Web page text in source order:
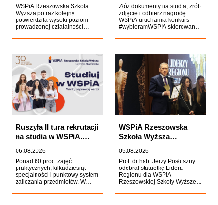
naukowej
WSPiA Rzeszowska Szkoła
Wyższa po raz kolejny
potwierdziła wysoki poziom
prowadzonej działalności
2026 r. Uczelnia otrzymała
To ważne wyróżnienie, które
potwierdza silną pozycję
WSPiA wśród ośrodków
akademickich prowadzących
badania naukowe zwłaszcza w
zakresie prawa oraz
konsekwentny rozwój
potencjału naukowego Uczelni.
Złóż dokumenty na studia, zrób
zdjęcie i odbierz nagrodę.
WSPiA uruchamia konkurs
#wybieramWSPIA skierowany
Każdy uczestnik otrzyma
najlepszego posta odjedzie z
kampusu hulajnogą
elektryczną.
Ruszyła II tura rekrutacji
na studia w WSPiA.
06.08.2026
Ponad 60 proc. zajęć
praktycznych, kilkadziesiąt
specjalności i punktowy system
zaliczania przedmiotów. W
Wyższej rozpoczęła się II tura
WSPiA Rzeszowska
Szkoła Wyższa
05.08.2026
Prof. dr hab. Jerzy Posłuszny
odebrał statuetkę Lidera
Regionu dla WSPiA
Rzeszowskiej Szkoły Wyższej
edukacji na rzecz